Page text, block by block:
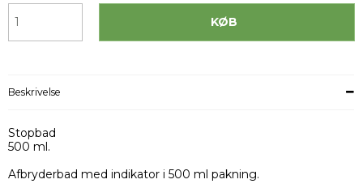
KØB
Beskrivelse
Stopbad
500 ml.
Afbryderbad med indikator i 500 ml pakning.